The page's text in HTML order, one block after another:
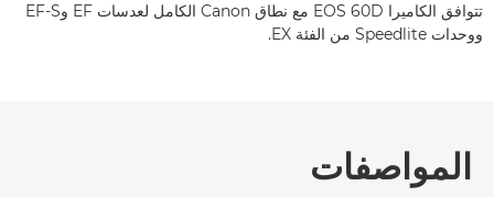
تتوافق الكاميرا EOS 60D مع نطاق Canon الكامل لعدسات EF وEF-S
ووحدات Speedlite من الفئة EX.
المواصفات